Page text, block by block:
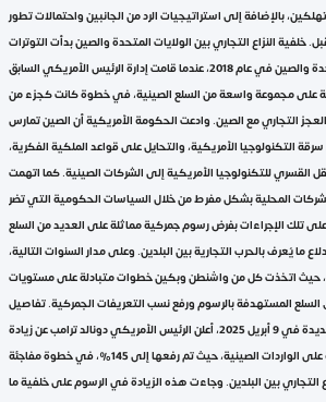
بالإضافة إلى استراتيجيات الرد من الجانبين واحتمالات تطور
خلفية النزاع التجاري بين الولايات المتحدة والصين بدأت التوترات
التجارية بين الولايات المتحدة والصين في عام 2018، عندما قامت إدارة الرئيس الأمريكي السابق
على مجموعة واسعة من السلع الصينية، في خطوة كانت كجزء من
التجاري مع الصين. وادعت الحكومة الأمريكية أن الصين تمارس
التكنولوجيا الأمريكية، والتحايل على قواعد الملكية الفكرية،
القسري للتكنولوجيا الأمريكية إلى الشركات الصينية. كما اتهمت
المحلية بشكل مفرط من خلال السياسات الحكومية التي تضر
على تلك الإجراءات بفرض رسوم جمركية مماثلة على العديد من السلع
ما يُعرف بالحرب التجارية بين البلدين. وعلى مدار السنوات التالية،
حيث اتخذت كل من واشنطن وبكين خطوات متبادلة على مستويات
المستهدفة بالرسوم ورفع نسب التعريفات الجمركية. تفاصيل
الرسوم الجمركية الأمريكية الجديدة في 9 أبريل 2025، أعلن الرئيس الأمريكي دونالد ترامب عن زيادة
كبيرة في الرسوم الجمركية على الواردات الصينية، حيث تم رفعها إلى 145%، في خطوة مفاجئة
بين البلدين. وجاءت هذه الزيادة في الرسوم على خلفية ما